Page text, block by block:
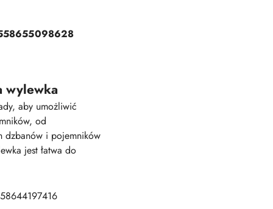
wylewka
aby umożliwić
od
dzbanów i pojemników
jest łatwa do